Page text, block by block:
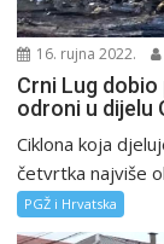
16. rujna 2022.
Crni Lug
odroni u dijelu
Ciklona koja
četvrtka najviše
PGŽ i Hrvatska